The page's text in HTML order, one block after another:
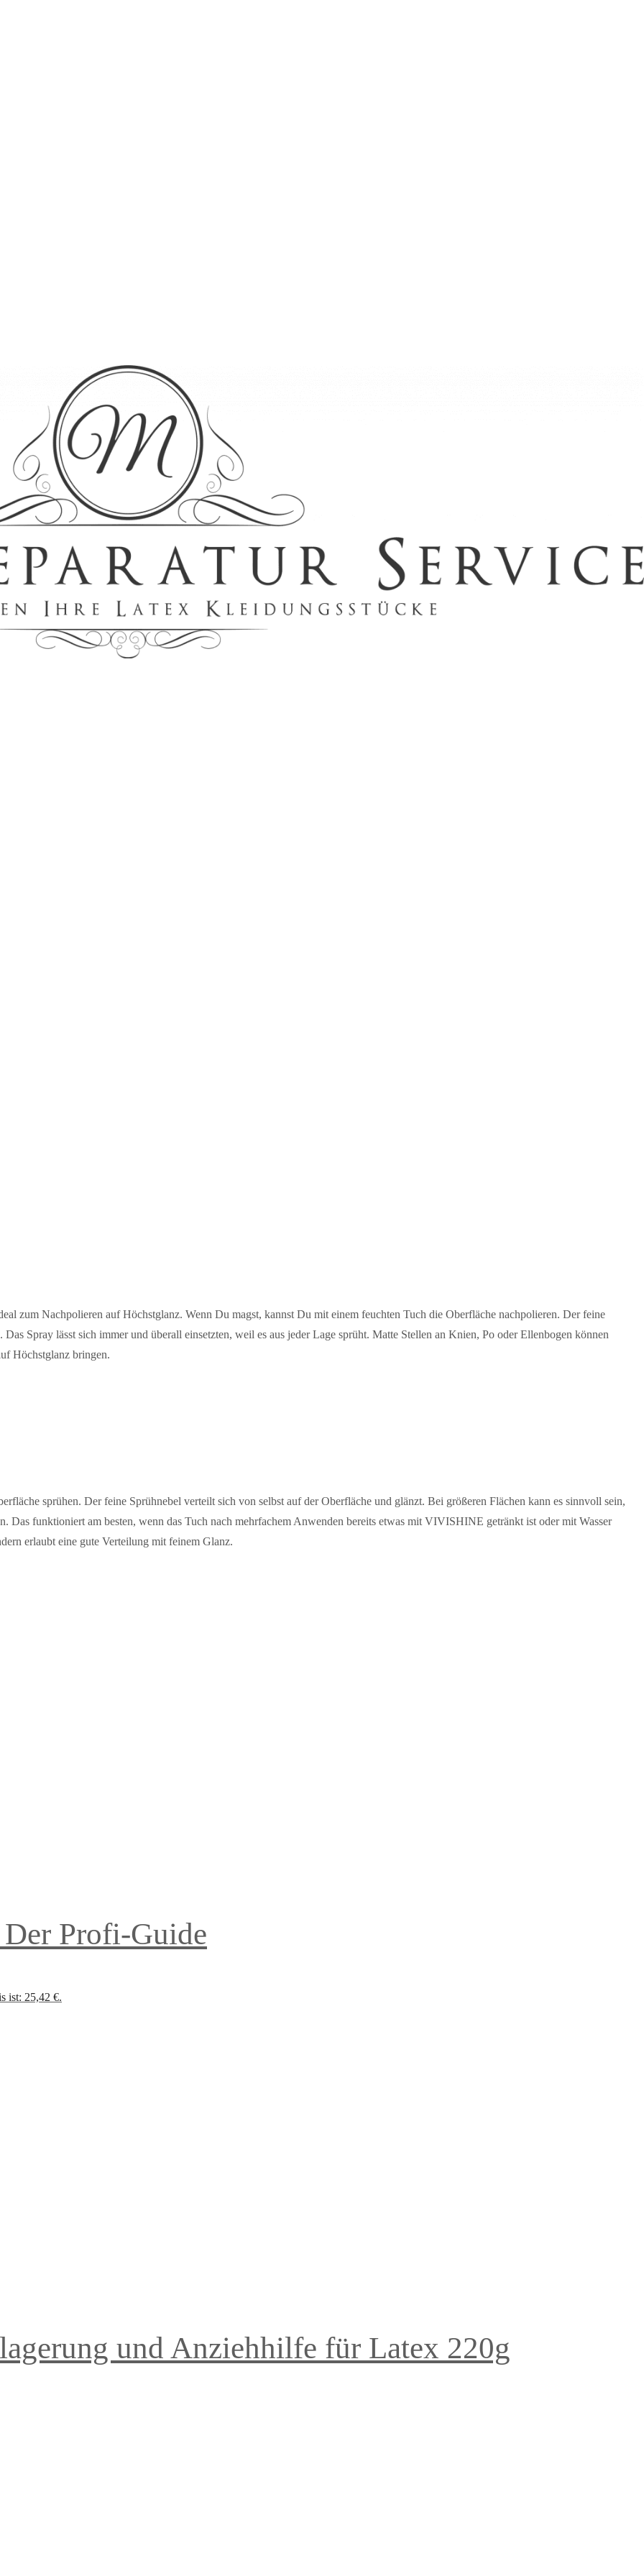
Spray 250ml
zum Nachpolieren auf Höchstglanz. Wenn Du magst, kannst Du mit einem feuchten Tuch die Oberfläche nachpolieren. Der feine
Spray lässt sich immer und überall einsetzten, weil es aus jeder Lage sprüht. Matte Stellen an Knien, Po oder Ellenbogen können
Höchstglanz bringen.
sprühen. Der feine Sprühnebel verteilt sich von selbst auf der Oberfläche und glänzt. Bei größeren Flächen kann es sinnvoll sein,
Das funktioniert am besten, wenn das Tuch nach mehrfachem Anwenden bereits etwas mit VIVISHINE getränkt ist oder mit Wasser
erlaubt eine gute Verteilung mit feinem Glanz.
Profi-Guide
ist: 25,42 €.
und Anziehhilfe für Latex 220g